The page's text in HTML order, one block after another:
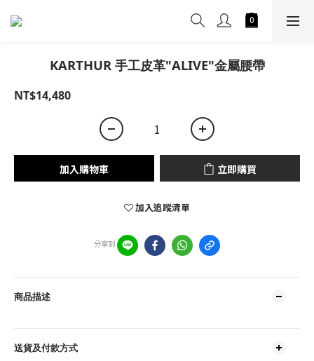
KARTHUR 手工皮革"ALIVE"金屬腰帶
NT$14,480
加入購物車 立即購買
加入追蹤清單
分享到
商品描述
送貨及付款方式